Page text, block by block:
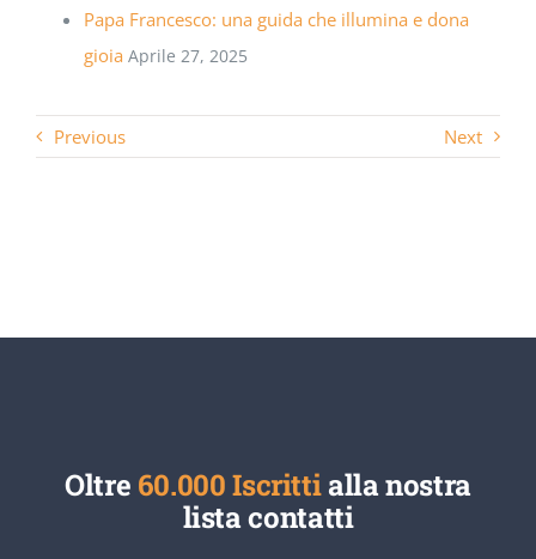
Papa Francesco: una guida che illumina e dona
gioia Aprile 27, 2025
Previous Next
Oltre 60.000 Iscrittialla nostra
lista contatti